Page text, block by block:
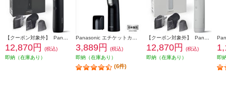
【クーポン対象外】 Panasonic ボディトリマー[充電式/全身/VIO/]ブラック ER-GK9A-K
12,870円
(税込)
即納（在庫あり）
Panasonic エチケットカッター 【水洗い/毛クズ吸引/日本製刃/ブラック】 ER-GN71-K
3,889円
(税込)
即納（在庫あり）
(6件)
【クーポン対象外】 Panasonic ボディトリマー[充電式/全身/VIO/]ライトグレー ER-GK9A-H
12,870円
(税込)
即納（在庫あり）
即